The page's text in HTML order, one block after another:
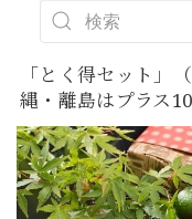
「とく得セット」
縄・離島はプラス